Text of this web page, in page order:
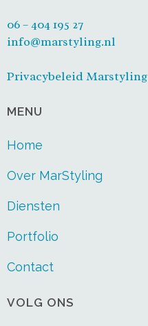
06 – 404 195 27
info@marstyling.nl
Privacybeleid Marstyling
MENU
Home
Over MarStyling
Diensten
Portfolio
Contact
VOLG ONS